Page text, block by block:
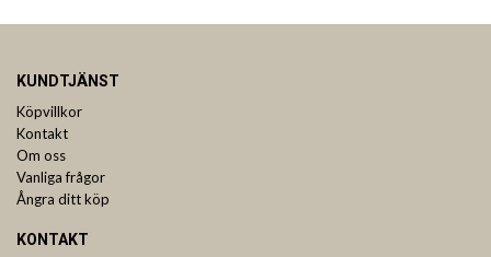
KUNDTJÄNST
Köpvillkor
Kontakt
Om oss
Vanliga frågor
Ångra ditt köp
KONTAKT